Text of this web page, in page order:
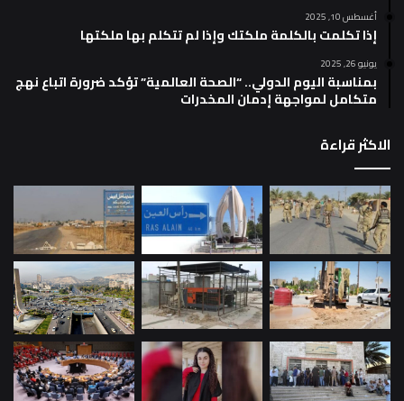
أغسطس 10, 2025
إذا تكلمت بالكلمة ملكتك وإذا لم تتكلم بها ملكتها
يونيو 26, 2025
بمناسبة اليوم الدولي.. “الصحة العالمية” تؤكد ضرورة اتباع نهج
متكامل لمواجهة إدمان المخدرات
الاكثر قراءة